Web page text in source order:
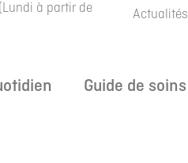
à partir de Actualités
Guide de soins